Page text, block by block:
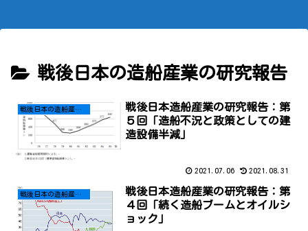
戦後日本の造船産業の研究報告
戦後日本の造船産業の研究報告
戦後日本造船産業の研究報告：第
５回「造船不況と政策としての建
造設備半減」
2021.07.06 2021.08.31
戦後日本の造船産業の研究報告
戦後日本造船産業の研究報告：第
４回「続く造船ブームとオイルシ
ョック」